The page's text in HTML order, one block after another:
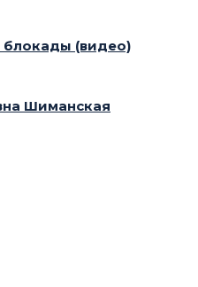
блокады (видео)
Шиманская